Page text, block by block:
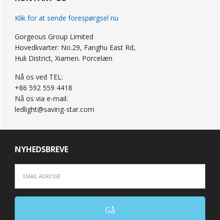
Klik for at sende forespørgsel nu
Gorgeous Group Limited
Hovedkvarter: No.29, Fanghu East Rd,
Huli District, Xiamen. Porcelæn
Nå os ved TEL:
+86 592 559 4418
Nå os via e-mail:
ledlight@saving-star.com
NYHEDSBREVE